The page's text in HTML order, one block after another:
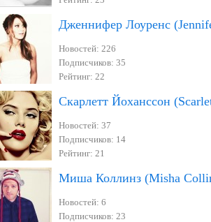
Дженнифер Лоуренс
Новостей: 226
Подписчиков: 35
Рейтинг: 22
Скарлетт Йоханссон
Новостей: 37
Подписчиков: 14
Рейтинг: 21
Миша Коллинз (Misha
Новостей: 6
Подписчиков: 23